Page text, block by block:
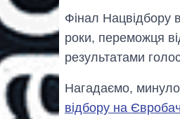
Фінал Нацвідбору
роки, переможця
результатами
Нагадаємо,
відбору на